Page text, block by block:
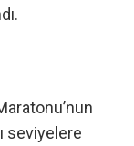
seviyelere